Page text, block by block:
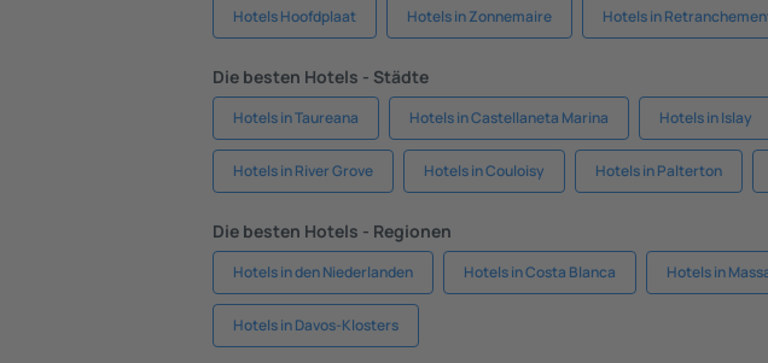
Hotels Hoofdplaat Hotels in Zonnemaire Hotels in
Die besten Hotels - Städte
Hotels in Taureana Hotels in Castellaneta Marina Hotels in Islay
Hotels in River Grove Hotels in Couloisy Hotels in Palterton
Die besten Hotels - Regionen
Hotels in den Niederlanden Hotels in Costa Blanca Hotels in
Hotels in Davos-Klosters